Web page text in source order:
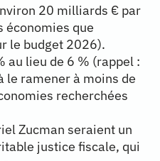
20 milliards € par
économies que
le budget 2026).
au lieu de 6 % (rappel :
le ramener à moins de
recherchées
Zucman seraient un
justice fiscale, qui